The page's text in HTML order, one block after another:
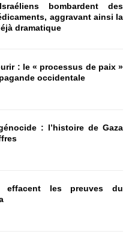
bombardent des
aggravant ainsi la
dramatique
: le « processus de paix »
occidentale
: l’histoire de Gaza
effacent les preuves du